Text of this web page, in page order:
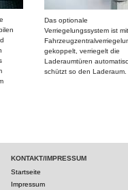
Das optionale
Verriegelungssystem ist
gekoppelt, verriegelt die
Laderaumtüren
schützt so den Laderaum.
KONTAKT/IMPRESSUM
Startseite
Impressum